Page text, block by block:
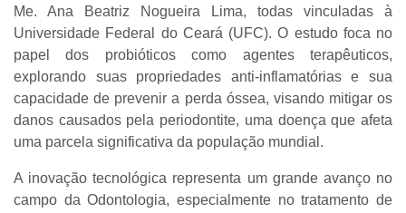
Me. Ana Beatriz Nogueira Lima, todas vinculadas à
Universidade Federal do Ceará (UFC). O estudo foca no
papel dos probióticos como agentes terapêuticos,
explorando suas propriedades anti-inflamatórias e sua
capacidade de prevenir a perda óssea, visando mitigar os
danos causados pela periodontite, uma doença que afeta
uma parcela significativa da população mundial.
A inovação tecnológica representa um grande avanço no
campo da Odontologia, especialmente no tratamento de